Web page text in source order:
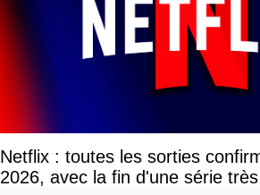
Netflix : toutes les sorties
2026, avec la fin d'une série